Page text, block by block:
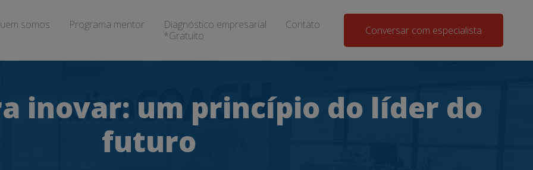
somos Programa mentor
Diagnóstico empresarial
*Gratuito
Contato Conversar com especialista
inovar: um princípio do líder do
futuro